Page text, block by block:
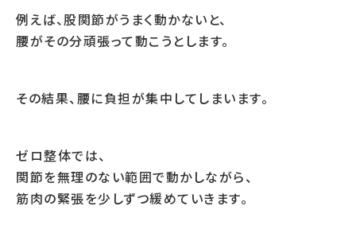
例えば、股関節がうまく動かないと、
腰がその分頑張って動こうとします。
その結果、腰に負担が集中してしまいます。
ゼロ整体では、
関節を無理のない範囲で動かしながら、
筋肉の緊張を少しずつ緩めていきます。